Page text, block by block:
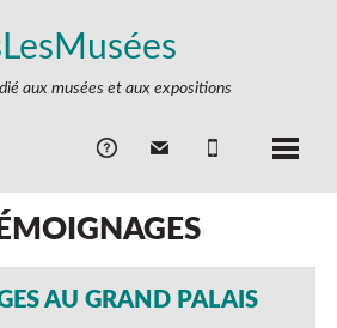
aux musées et aux expositions
AU GRAND PALAIS